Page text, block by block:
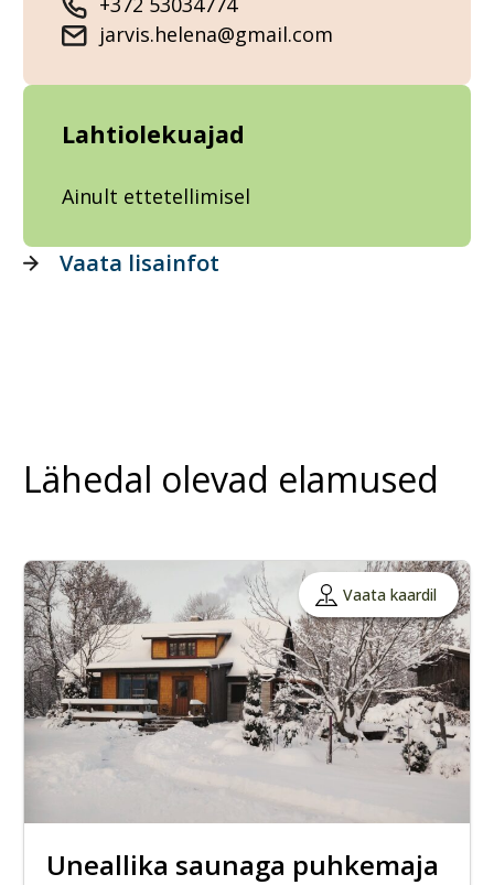
jarvis.helena@gmail.com
Lahtiolekuajad
Ainult ettetellimisel
Vaata lisainfot
Lähedal olevad elamused
Vaata kaardil
Uneallika saunaga puhkemaja